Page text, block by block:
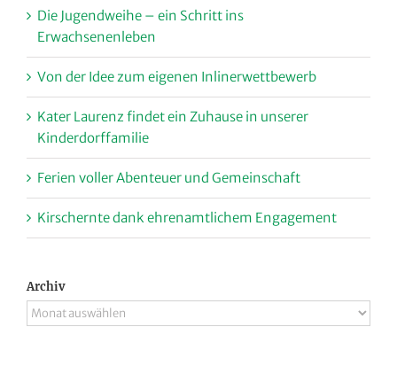
Die Jugendweihe – ein Schritt ins
Erwachsenenleben
Von der Idee zum eigenen Inlinerwettbewerb
Kater Laurenz findet ein Zuhause in unserer
Kinderdorffamilie
Ferien voller Abenteuer und Gemeinschaft
Kirschernte dank ehrenamtlichem Engagement
Archiv
Archiv